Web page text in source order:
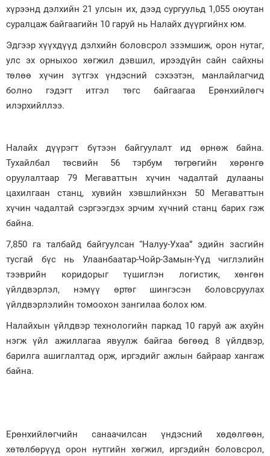
хүрээнд дэлхийн 21 улсын их, дээд сургуульд 1,055 оюутан
суралцаж байгаагийн 10 гаруй нь Налайх дүүргийнх юм.
Эдгээр хүүхдүүд дэлхийн боловсрол эзэмшиж, орон нутаг,
улс эх орныхоо хөгжил дэвшил, ирээдүйн сайн сайхны
төлөө хүчин зүтгэх үндэсний сэхээтэн, манлайлагчид
болно гэдэгт итгэл төгс байгаагаа Ерөнхийлөгч
илэрхийллээ.
Налайх дүүрэгт бүтээн байгуулалт ид өрнөж байна.
Тухайлбал төсвийн 56 тэрбум төгрөгийн хөрөнгө
оруулалтаар 79 Мегаваттын хүчин чадалтай дулааны
цахилгаан станц, хувийн хэвшлийнхэн 50 Мегаваттын
хүчин чадалтай сэргээгдэх эрчим хүчний станц барих гэж
байна.
7,850 га талбайд байгуулсан “Налуу-Ухаа” эдийн засгийн
тусгай бүс нь Улаанбаатар-Чойр-Замын-Үүд чиглэлийн
тээврийн коридорыг түшиглэн логистик, хөнгөн
үйлдвэрлэл, нэмүү өртөг шингэсэн боловсруулах
үйлдвэрлэлийн томоохон зангилаа болох юм.
Налайхын үйлдвэр технологийн паркад 10 гаруй аж ахуйн
нэгж үйл ажиллагаа явуулж байгаа бөгөөд 8 үйлдвэр,
барилга ашиглалтад орж, иргэдийг ажлын байраар хангаж
байна.
Ерөнхийлөгчийн санаачилсан үндэсний хөдөлгөөн,
хөтөлбөрүүд орон нутгийн хөгжил, иргэдийн боловсрол,